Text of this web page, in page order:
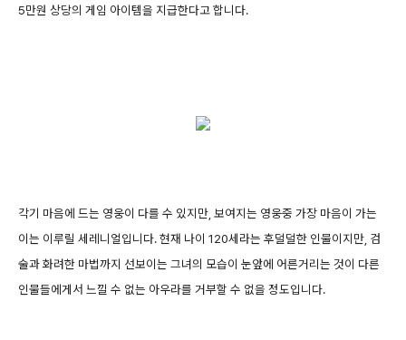
5만원 상당의 게임 아이템을 지급한다고 합니다.
각기 마음에 드는 영웅이 다를 수 있지만, 보여지는 영웅중 가장 마음이 가는
이는 이루릴 세레니얼입니다. 현재 나이 120세라는 후덜덜한 인물이지만, 검
술과 화려한 마법까지 선보이는 그녀의 모습이 눈앞에 어른거리는 것이 다른
인물들에게서 느낄 수 없는 아우라를 거부할 수 없을 정도입니다.